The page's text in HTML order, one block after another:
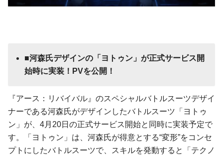
■河森氏デザインの「ヨトゥン」が正式サービス開
始時に実装！PVを公開！
『アース：リバイバル』のスペシャルバトルスーツデザイ
ナーである河森氏がデザインしたバトルスーツ「ヨトゥ
ン」が、4月20日の正式サービス開始と同時に実装予定で
す。「ヨトゥン」は、河森氏が得意とする“変形”をコンセ
プトにしたバトルスーツで、スキルを発動すると「テクノ